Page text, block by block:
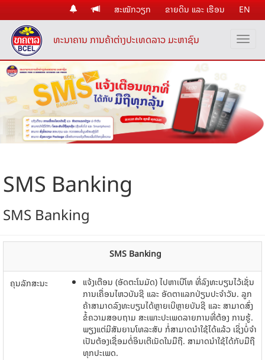
ສະໝັກວຽກ ຂາຍດິນ ແລະ ເຮືອນ EN
ທະນາຄານ ການຄ້າຕ່າງປະເທດລາວ ມະຫາຊົນ
SMS Banking
SMS Banking
SMS Banking
ຄຸນລັກສະນະ
ແຈ້ງ​ເຕືອນ ​​​(ອັດຕະ​ໂນ​ມັດ) ​ໄປ​ຫາ​ເບີ​​ໂທ​ ທີ່​ລົງທະບຽນ​ໄວ້​ເຊັ່ນ
ການ​ເຄື່ອນ​ໄຫວບັນຊີ ​ແລະ ອັດຕາ​ແລກປ່ຽນ​ປະຈຳ​ວັນ. ລູກ​
ຄ້າສາມາດ​ລົງທະບຽນ​ໄດ້ຫຼາຍ​ເບີ​ຫຼາຍ​ບັນຊີ ​ແລະ ສາມາດ​ສົ່ງ​
ຂໍ້​ຄວາມ​ສອບ​ຖາມ ສະ​ເພາະ​ປະ​ເພດ​ລາຍການທີ່​ຕ້ອງ ການ​ຮູ້​.
ພຽງແຕ່​ມີ​ສັນຍານ​ໂທລະສັບ ກໍ່​ສາມາດ​ນໍາ​ໃຊ້​ໄດ້​ແລ້ວ ​ເຊິ່ງບໍ່​ຈຳ​
ເປັນ​ຕ້ອງ​​ເຊື່ອມຕໍ່​ອິນ​ເຕີ​ເນັດ​ໃນ​ມື​ຖື. ສາ​ມາດ​ນໍາໃຊ້​ໄດ້​ກັບ​ມື​ຖື​
ທຸກ​ປະ​ເພດ.